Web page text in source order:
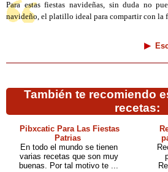
Para estas fiestas navideñas, sin duda no
navideño, el platillo ideal para compartir con la
También te recomiendo
recetas:
Pibxcatic Para Las Fiestas
Patrias
En todo el mundo se tienen
varias recetas que son muy
buenas. Por tal motivo te ...